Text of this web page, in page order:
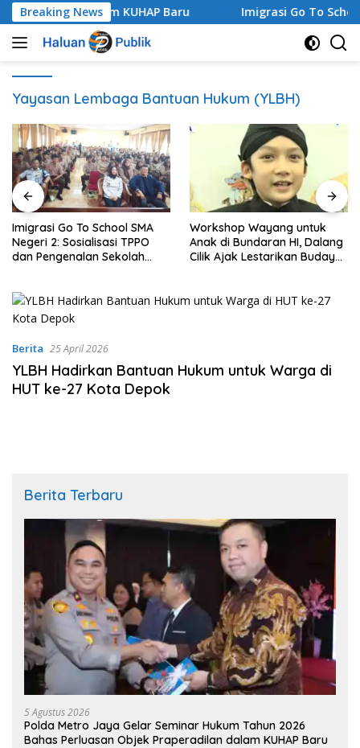
Langsung
ke
konten
Breaking Newsdalam KUHAP Baru Imigrasi Go To School
Yayasan Lembaga Bantuan Hukum (YLBH)
Imigrasi Go To School SMA
Negeri 2: Sosialisasi TPPO
dan Pengenalan Sekolah
Workshop Wayang untuk
Anak di Bundaran HI, Dalang
Cilik Ajak Lestarikan Budaya
Berita 25 April 2026
YLBH Hadirkan Bantuan Hukum untuk Warga di
HUT ke-27 Kota Depok
Berita Terbaru
5 Agustus 2026
Polda Metro Jaya Gelar Seminar Hukum Tahun 2026
Bahas Perluasan Objek Praperadilan dalam KUHAP Baru